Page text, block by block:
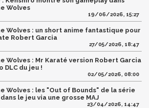
Wolves
19/06/2026, 15:27
Wolves : un short anime fantastique pour
Robert Garcia
27/05/2026, 18:47
Wolves : Mr Karaté version Robert Garcia
du jeu !
02/05/2026, 08:00
Wolves : les "Out of Bounds" de la série
le jeu via une grosse MAJ
23/04/2026, 14:47